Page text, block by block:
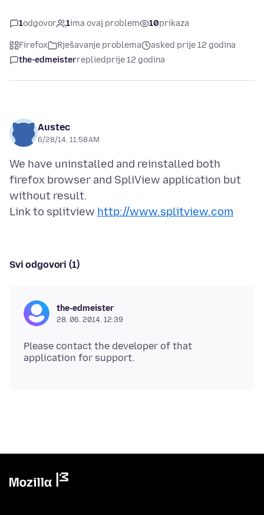
1odgovor 1ima ovaj problem 10prikaza
Firefox Rješavanje problema
asked prije 12 godina
the-edmeisterrepliedprije 12 godina
Austec
6/28/14, 11:58 AM
We have uninstalled and reinstalled both
firefox browser and SpliView application but
without result.
Link to splitview http://www.splitview.com
Svi odgovori (1)
the-edmeister
28. 06. 2014. 12:39
Please contact the developer of that